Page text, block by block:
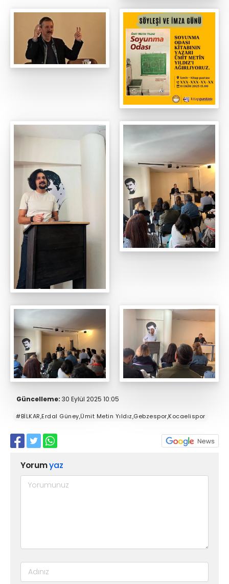
Güncelleme: 30 Eylül 2025 10:05
#BİLKAR,Erdal Güney,Ümit Metin Yıldız,Gebzespor,Kocaelispor
Yorumyaz